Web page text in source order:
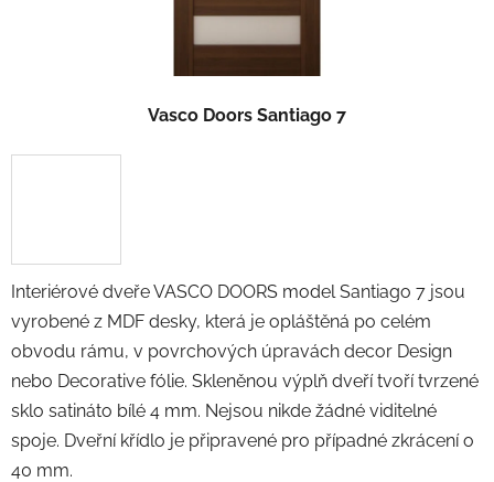
Interiérové dveře VASCO DOORS model Santiago 7 jsou
vyrobené z MDF desky, která je opláštěná po celém
obvodu rámu, v povrchových úpravách decor Design
nebo Decorative fólie. Skleněnou výplň dveří tvoří tvrzené
sklo satináto bílé 4 mm. Nejsou nikde žádné viditelné
spoje. Dveřní křídlo je připravené pro případné zkrácení o
40 mm.
Vasco Doors Santiago 7